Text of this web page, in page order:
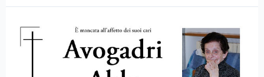
Avogadri
Alda